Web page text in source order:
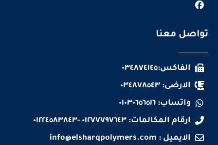
تواصل معنا
الفاكس:٠٣٤٨٧٤١٤٥
الارضى: ٠٣٤٨٧٨٥٤٣
واتساب: ٠١٠٣٠٦٥٦٥١٦
ارقام المكالمات: ٠١٢٧٧٧٩٧٦٤٣ -٠١٢٢٤٥٨٣٨٤٣
الايميل : info@elsharqpolymers.com